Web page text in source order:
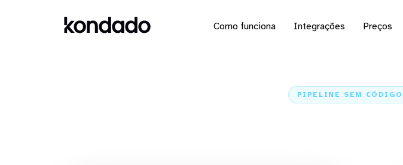
Como funciona Integrações Preços
PIPELINE SEM